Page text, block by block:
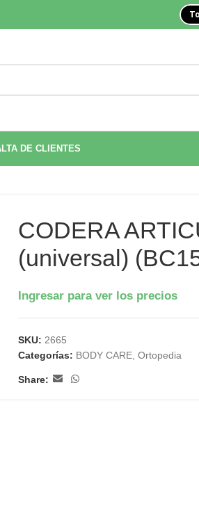
DE CLIENTES
CODERA
(universal)
Ingresar para ver los precios
SKU: 2665
Categorías: BODY CARE, Ortopedia
Share: